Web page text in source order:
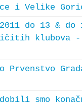
i Velike
do 13 &
klubova -
smo